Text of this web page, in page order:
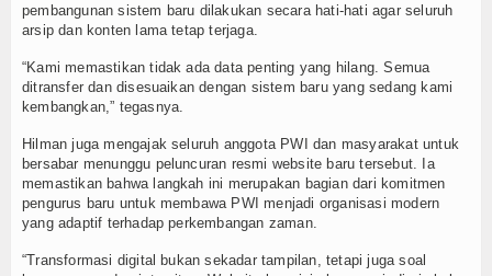
pembangunan sistem baru dilakukan secara hati-hati agar seluruh
arsip dan konten lama tetap terjaga.
“Kami memastikan tidak ada data penting yang hilang. Semua
ditransfer dan disesuaikan dengan sistem baru yang sedang kami
kembangkan,” tegasnya.
Hilman juga mengajak seluruh anggota PWI dan masyarakat untuk
bersabar menunggu peluncuran resmi website baru tersebut. Ia
memastikan bahwa langkah ini merupakan bagian dari komitmen
pengurus baru untuk membawa PWI menjadi organisasi modern
yang adaptif terhadap perkembangan zaman.
“Transformasi digital bukan sekadar tampilan, tetapi juga soal